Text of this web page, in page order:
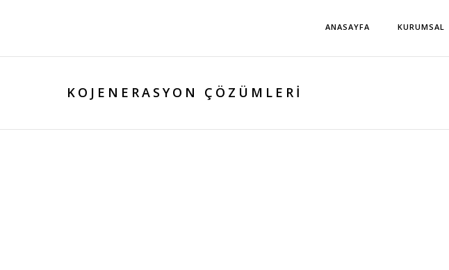
ANASAYFA KURUMSAL
KOJENERASYON ÇÖZÜMLERI